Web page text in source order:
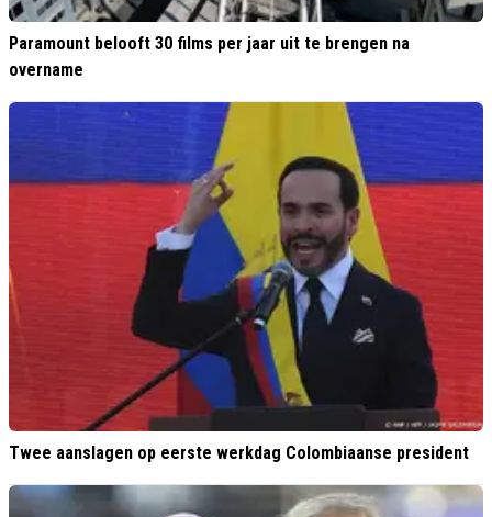
Paramount belooft 30 films per jaar uit te brengen na
overname
Twee aanslagen op eerste werkdag Colombiaanse president